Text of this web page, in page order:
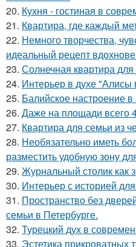
20. Кухня - гостиная в
21. Квартира, где каждый
22. Немного творчества,
идеальный рецепт
23. Солнечная квартира
24. Интерьер в духе "Алисы
25. Балийское настроение в
26. Даже на площади всего
27. Квартира для семьи из
28. Необязательно иметь
разместить удобную зону
29. Журнальный столик как
30. Интерьер с историей
31. Пространство без
семьи в Петербурге.
32. Турецкий дух в
33. Эстетика прикроватных